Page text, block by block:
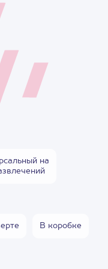
на
В коробке